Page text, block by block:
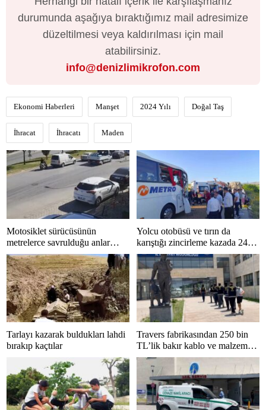
durumunda aşağıya bıraktığımız mail adresimize
düzeltilmesi veya kaldırılması için mail
atabilirsiniz.
info@denizlimikrofon.com
Ekonomi Haberleri Manşet 2024 Yılı Doğal Taş
İhracat İhracatı Maden
Motosiklet sürücüsünün
metrelerce savrulduğu anlar
güvenlik kamerasında
Yolcu otobüsü ve tırın da
karıştığı zincirleme kazada 24
kişi yaralandı
Tarlayı kazarak buldukları lahdi
bırakıp kaçtılar
Travers fabrikasından 250 bin
TL’lik bakır kablo ve malzeme
çalan 5 kişi tutuklandı